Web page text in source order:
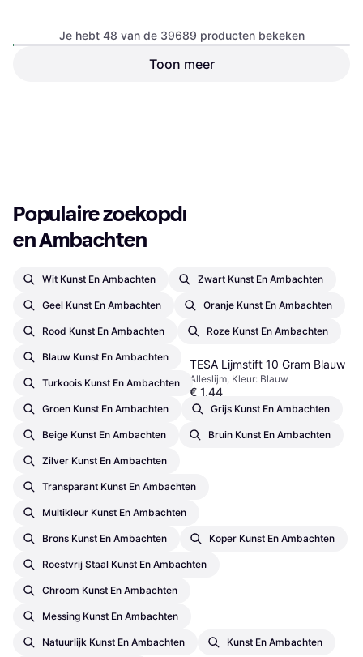
TESA Lijmstift 10 Gram Blauw
Alleslijm, Kleur: Blauw
€ 1,44
9+ winkels
Je hebt 48 van de 39689 producten bekeken
Toon meer
Populaire zoekopdrachten in Kunst
en Ambachten
Wit Kunst En Ambachten Zwart Kunst En Ambachten
Geel Kunst En Ambachten Oranje Kunst En Ambachten
Rood Kunst En Ambachten Roze Kunst En Ambachten
Blauw Kunst En Ambachten
Turkoois Kunst En Ambachten
Groen Kunst En Ambachten Grijs Kunst En Ambachten
Beige Kunst En Ambachten Bruin Kunst En Ambachten
Zilver Kunst En Ambachten
Transparant Kunst En Ambachten
Multikleur Kunst En Ambachten
Brons Kunst En Ambachten Koper Kunst En Ambachten
Roestvrij Staal Kunst En Ambachten
Chroom Kunst En Ambachten
Messing Kunst En Ambachten
Natuurlijk Kunst En Ambachten Kunst En Ambachten